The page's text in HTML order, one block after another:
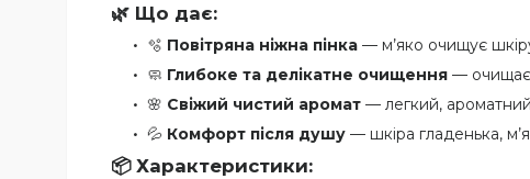
🌿 Що дає:
🫧 Повітряна ніжна пінка — м’яко очищує
🧼 Глибоке та делікатне очищення — очищає
🌸 Свіжий чистий аромат — легкий,
💦 Комфорт після душу — шкіра гладенька,
📦 Характеристики: